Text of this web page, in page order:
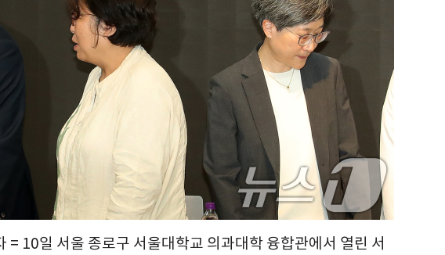
= 10일 서울 종로구 서울대학교 의과대학 융합관에서 열린 서